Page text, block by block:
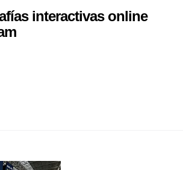
interactivas online